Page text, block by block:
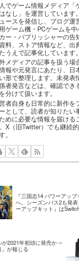
でゲーム情報メディア「
なし」を運営しています
ースを発信し、ブログ運
ゲーム機・PCゲームを
ー・パブリッシャーの告
料、ストア情報など、出
うえで記事化しています。
メディアの記事を扱う場
報や元発言にあたり、日
形で整理します。未発表
者発言などは、確認でき
分けて扱います。
者自身も日常的に新作を
として、読者が知りたい
めに必要な情報を届ける
X（旧Twitter）でも継続
。
『三国志14 パワーアッ
へ。シーズンパス2も発
ーアップキット』は
が2021年初頭に発売か ─
が報じる